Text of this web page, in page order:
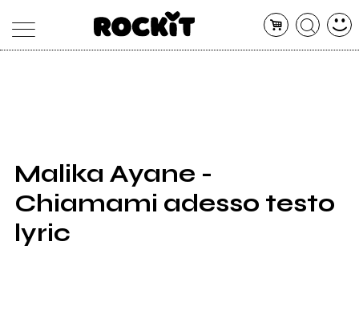
SHOP
RADIO
Malika Ayane -
Chiamami adesso testo
lyric